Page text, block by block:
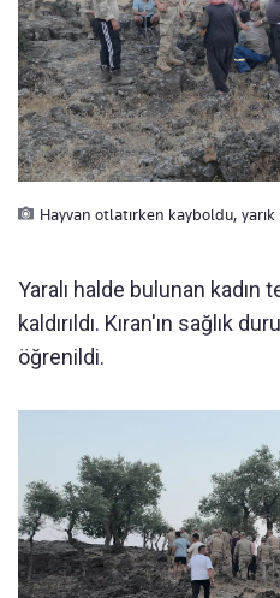
Hayvan otlatırken kayboldu,
Yaralı halde bulunan kadın
kaldırıldı. Kıran'ın sağlık
öğrenildi.